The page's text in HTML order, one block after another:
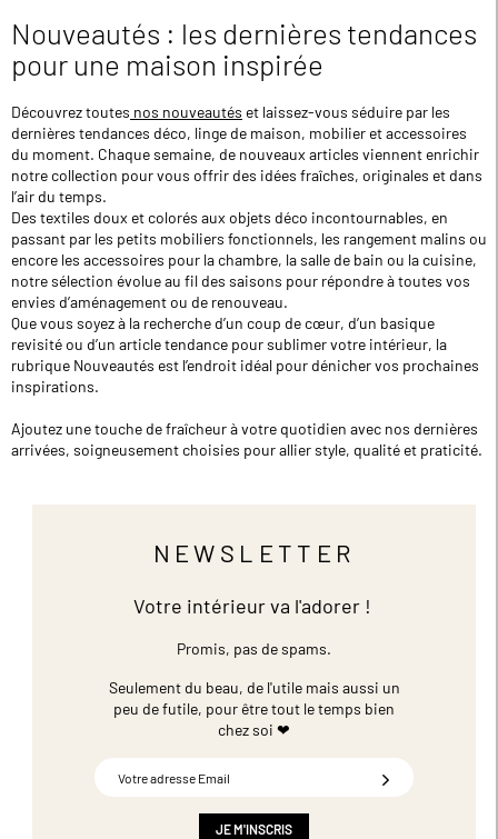
Nouveautés : les dernières tendances
pour une maison inspirée
Découvrez toutes nos nouveautés et laissez-vous séduire par les
dernières tendances déco, linge de maison, mobilier et accessoires
du moment. Chaque semaine, de nouveaux articles viennent enrichir
notre collection pour vous offrir des idées fraîches, originales et dans
l’air du temps.
Des textiles doux et colorés aux objets déco incontournables, en
passant par les petits mobiliers fonctionnels, les rangement malins ou
encore les accessoires pour la chambre, la salle de bain ou la cuisine,
notre sélection évolue au fil des saisons pour répondre à toutes vos
envies d’aménagement ou de renouveau.
Que vous soyez à la recherche d’un coup de cœur, d’un basique
revisité ou d’un article tendance pour sublimer votre intérieur, la
rubrique Nouveautés est l’endroit idéal pour dénicher vos prochaines
inspirations.
Ajoutez une touche de fraîcheur à votre quotidien avec nos dernières
arrivées, soigneusement choisies pour allier style, qualité et praticité.
NEWSLETTER
Votre intérieur va l'adorer !
Promis, pas de spams.
Seulement du beau, de l'utile mais aussi un
peu de futile, pour être tout le temps bien
chez soi ❤
JE M'INSCRIS